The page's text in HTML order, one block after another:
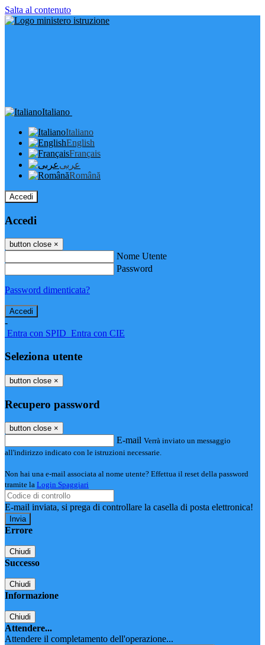
Salta al contenuto
Italiano
Italiano
English
Français
عربى
Română
Accedi
Accedi
button close ×
Nome Utente
Password
Password dimenticata?
-
Entra con SPID Entra con CIE
Seleziona utente
button close ×
Recupero password
button close ×
E-mail Verrà inviato un messaggio
all'indirizzo indicato con le istruzioni necessarie.
Non hai una e-mail associata al nome utente? Effettua il reset della password
tramite la Login Spaggiari
E-mail inviata, si prega di controllare la casella di posta elettronica!
Errore
Chiudi
Successo
Chiudi
Informazione
Chiudi
Attendere...
Attendere il completamento dell'operazione...